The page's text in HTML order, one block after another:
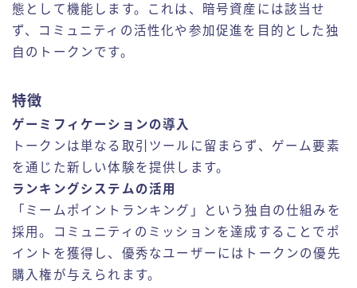
態として機能します。これは、暗号資産には該当せ
ず、コミュニティの活性化や参加促進を目的とした独
自のトークンです。
特徴
ゲーミフィケーションの導入
トークンは単なる取引ツールに留まらず、ゲーム要素
を通じた新しい体験を提供します。
ランキングシステムの活用
「ミームポイントランキング」という独自の仕組みを
採用。コミュニティのミッションを達成することでポ
イントを獲得し、優秀なユーザーにはトークンの優先
購入権が与えられます。